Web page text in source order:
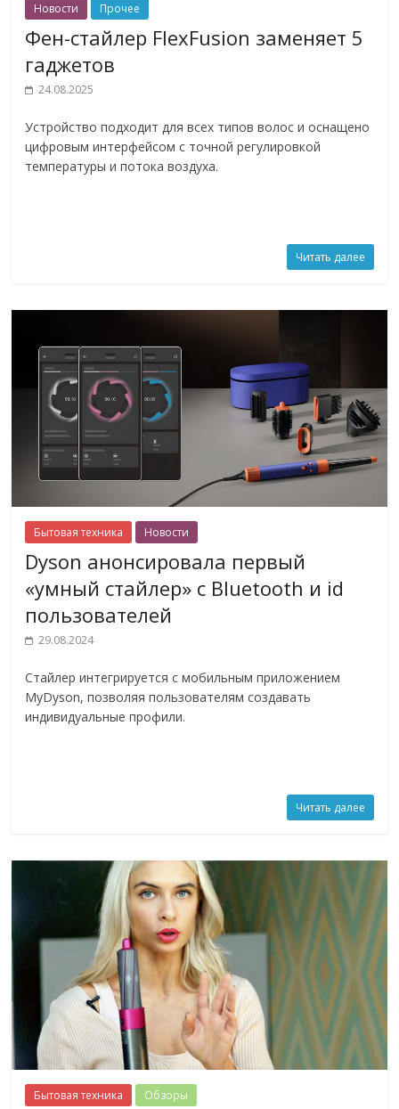
Новости Прочее
Фен-стайлер FlexFusion заменяет 5
гаджетов
24.08.2025
Устройство подходит для всех типов волос и оснащено
цифровым интерфейсом с точной регулировкой
температуры и потока воздуха.
Читать далее
Бытовая техника Новости
Dyson анонсировала первый
«умный стайлер» с Bluetooth и id
пользователей
29.08.2024
Стайлер интегрируется с мобильным приложением
MyDyson, позволяя пользователям создавать
индивидуальные профили.
Читать далее
Бытовая техника Обзоры